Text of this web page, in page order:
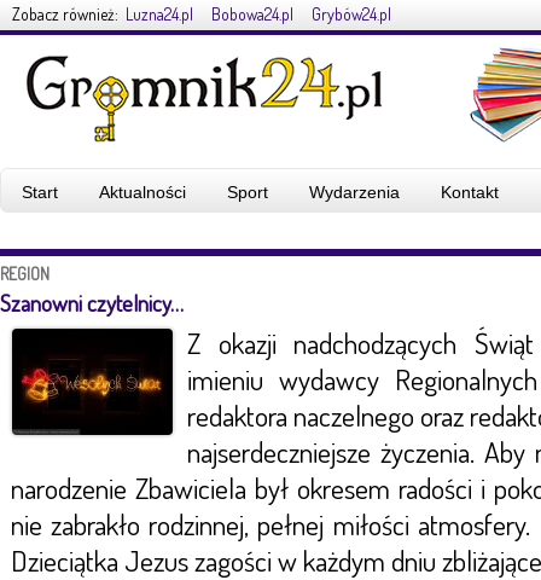
Zobacz również: Luzna24.pl Bobowa24.pl Grybów24.pl
Start Aktualności Sport Wydarzenia Kontakt
REGION
Szanowni czytelnicy…
Z okazji nadchodzących
imieniu wydawcy
redaktora naczelnego oraz
najserdeczniejsze życzenia.
narodzenie Zbawiciela był okresem radości i
nie zabrakło rodzinnej, pełnej miłości
Dzieciątka Jezus zagości w każdym dniu